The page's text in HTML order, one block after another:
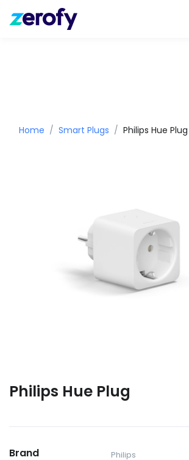
Home Smart Plugs Philips Hue Plug
Philips Hue Plug
Brand Philips